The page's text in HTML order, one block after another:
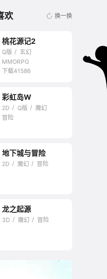
欢 换一换
桃花源记2
Q版
玄幻
MMORPG
下载41586
彩虹岛W
2D Q版
魔幻
冒险
地下城与冒险
2D 魔幻 冒险
龙之起源
3D 魔幻 冒险